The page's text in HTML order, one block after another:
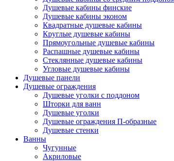
Душевые кабины финские
Душевые кабины эконом
Квадратные душевые кабины
Круглые душевые кабины
Прямоугольные душевые кабины
Распашные душевые кабины
Стеклянные душевые кабины
Угловые душевые кабины
Душевые панели
Душевые ограждения
Душевые уголки с поддоном
Шторки для ванн
Душевые уголки
Душевые ограждения П-образные
Душевые стенки
Ванны
Чугунные
Акриловые